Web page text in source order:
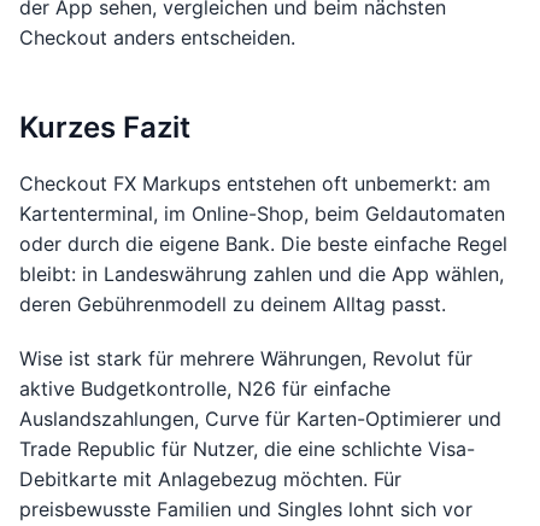
der App sehen, vergleichen und beim nächsten
Checkout anders entscheiden.
Kurzes Fazit
Checkout FX Markups entstehen oft unbemerkt: am
Kartenterminal, im Online-Shop, beim Geldautomaten
oder durch die eigene Bank. Die beste einfache Regel
bleibt: in Landeswährung zahlen und die App wählen,
deren Gebührenmodell zu deinem Alltag passt.
Wise ist stark für mehrere Währungen, Revolut für
aktive Budgetkontrolle, N26 für einfache
Auslandszahlungen, Curve für Karten-Optimierer und
Trade Republic für Nutzer, die eine schlichte Visa-
Debitkarte mit Anlagebezug möchten. Für
preisbewusste Familien und Singles lohnt sich vor